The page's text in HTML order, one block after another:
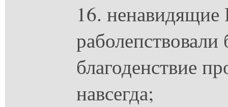
16. ненавидящие
благоденствие
навсегда;